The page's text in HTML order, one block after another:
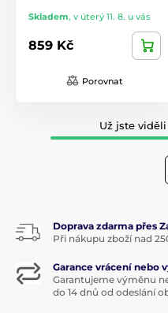
Skladem, v úterý 11. 8. u vás
859 Kč
Porovnat
Už jste viděli
Doprava zdarma přes
Při nákupu zboží nad
Garance vrácení nebo
Garantujeme výměnu
do 14 dnů od odeslání